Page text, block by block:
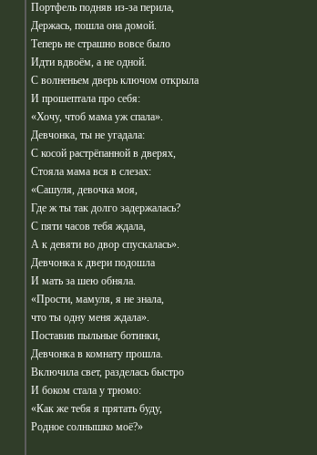
Портфель подняв из-за перила,
Держась, пошла она домой.
Теперь не страшно вовсе было
Идти вдвоём, а не одной.
С волненьем дверь ключом открыла
И прошептала про себя:
«Хочу, чтоб мама уж спала».
Девчонка, ты не угадала:
С косой растрёпанной в дверях,
Стояла мама вся в слезах:
«Сашуля, девочка моя,
Где ж ты так долго задержалась?
С пяти часов тебя ждала,
А к девяти во двор спускалась».
Девчонка к двери подошла
И мать за шею обняла.
«Прости, мамуля, я не знала,
что ты одну меня ждала».
Поставив пыльные ботинки,
Девчонка в комнату прошла.
Включила свет, разделась быстро
И боком стала у трюмо:
«Как же тебя я прятать буду,
Родное солнышко моё?»